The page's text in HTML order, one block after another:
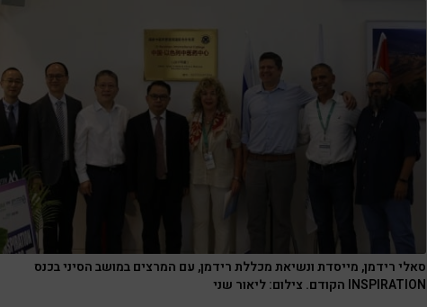
סאלי רידמן, מייסדת ונשיאת מכללת רידמן, עם המרצים במושב הסיני בכנס
INSPIRATION הקודם. צילום: ליאור שני